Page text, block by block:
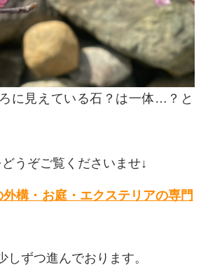
に見えている石？は一体…？と
うぞご覧くださいませ↓
構・お庭・エクステリアの専門
しずつ進んでおります。